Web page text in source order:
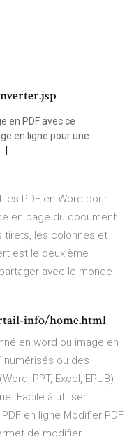
en PDF avec ce
en ligne pour une
PDF en Word pour
en page du document
tirets, les colonnes et
est le deuxième
avec le monde -
info/home.html
en word ou image en
numérisés ou des
PPT, Excel, EPUB)
Facile à utiliser ...
en ligne Modifier PDF